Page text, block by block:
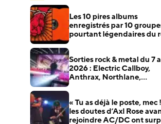
Les 10 pires albums
enregistrés par 10
pourtant légendaires du
Sorties rock & metal du 7
2026 : Electric Callboy,
Anthrax, Northlane,
« Tu as déjà le poste, mec
les doutes d’Axl Rose
rejoindre AC/DC ont